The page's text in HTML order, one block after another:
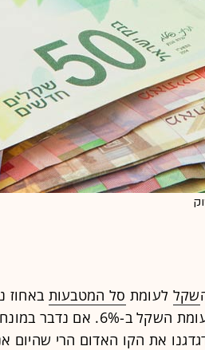
שקל לעומת סל המטבעות באחוז
נחלש סל המטבעות לעומת
את הקו האדום הרי שהיום